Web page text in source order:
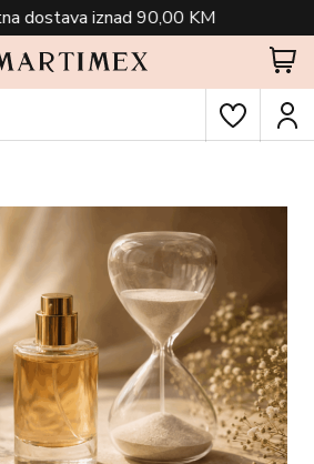
dostava iznad 90,00 KM